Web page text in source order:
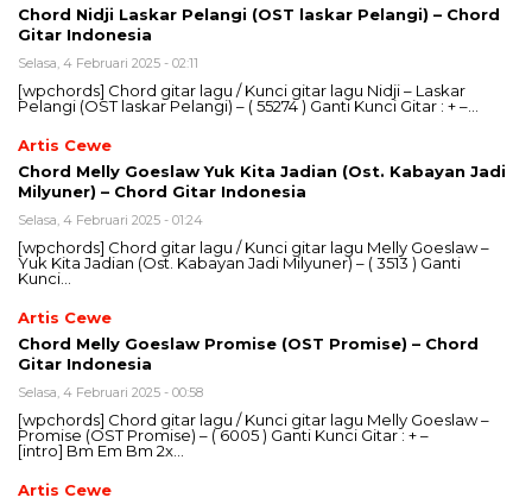
Chord Nidji Laskar Pelangi (OST laskar Pelangi) – Chord
Gitar Indonesia
Selasa, 4 Februari 2025 - 02:11
[wpchords] Chord gitar lagu / Kunci gitar lagu Nidji – Laskar
Pelangi (OST laskar Pelangi) – ( 55274 ) Ganti Kunci Gitar : + –…
Artis Cewe
Chord Melly Goeslaw Yuk Kita Jadian (Ost. Kabayan Jadi
Milyuner) – Chord Gitar Indonesia
Selasa, 4 Februari 2025 - 01:24
[wpchords] Chord gitar lagu / Kunci gitar lagu Melly Goeslaw –
Yuk Kita Jadian (Ost. Kabayan Jadi Milyuner) – ( 3513 ) Ganti
Kunci…
Artis Cewe
Chord Melly Goeslaw Promise (OST Promise) – Chord
Gitar Indonesia
Selasa, 4 Februari 2025 - 00:58
[wpchords] Chord gitar lagu / Kunci gitar lagu Melly Goeslaw –
Promise (OST Promise) – ( 6005 ) Ganti Kunci Gitar : + –
[intro] Bm Em Bm 2x…
Artis Cewe